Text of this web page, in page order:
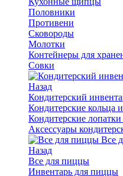
Половники
Противени
Сковороды
Молотки
Контейнеры для
Совки
Назад
Кондитерский
Кондитерские кольца
Кондитерские
Аксессуары
Все
Назад
Все для пиццы
Инвентарь для пиццы